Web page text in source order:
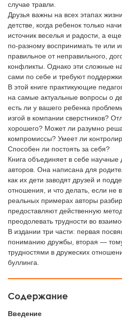
случае травли.
Друзья важны на всех этапах
детстве, когда ребенок только
источник веселья и радости, а
по-разному воспринимать те или
правильное от неправильного,
конфликты. Однако эти сложные
сами по себе и требуют
В этой книге практикующие
на самые актуальные вопросы о
есть ли у вашего ребенка
изгой в компании сверстников?
хорошего? Может ли разумно
компромиссы? Умеет ли
Способен ли постоять за себя?
Книга объединяет в себе
авторов. Она написана для
как их дети заводят друзей и
отношения, и что делать, если не
реальных примерах авторы
предоставляют действенную
преодолевать трудности во
В издании три части: первая
пониманию дружбы, вторая —
трудностями в дружеских
буллинга.
Содержание
Введение